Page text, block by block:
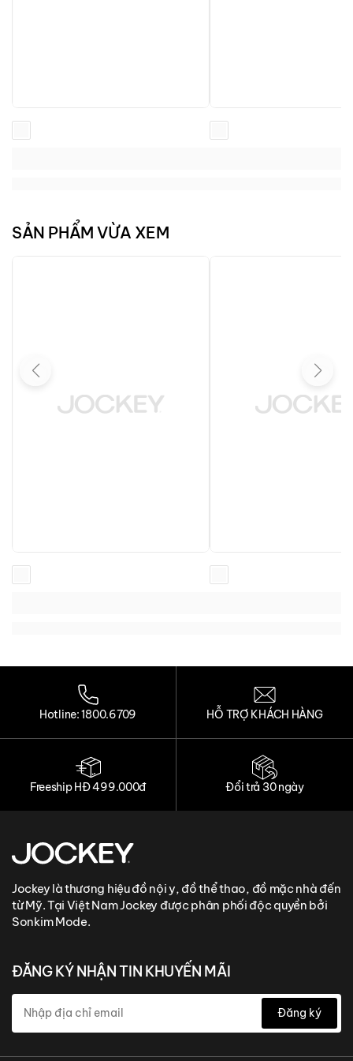
SẢN PHẨM VỪA XEM
Hotline: 1800.6709 HỖ TRỢ KHÁCH HÀNG
Freeship HĐ 499.000đ Đổi trả 30 ngày
Jockey là thương hiệu đồ nội y, đồ thể thao, đồ mặc nhà đến
từ Mỹ. Tại Việt Nam Jockey được phân phối độc quyền bởi
Sonkim Mode.
ĐĂNG KÝ NHẬN TIN KHUYẾN MÃI
Đăng ký